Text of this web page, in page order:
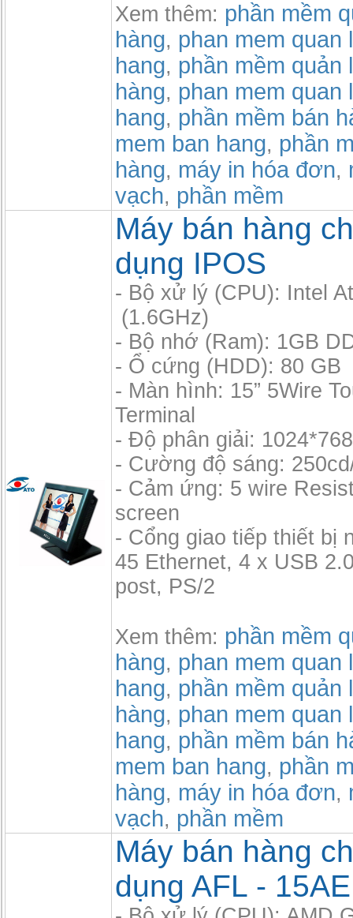
Xem thêm: phần mềm
hàng, phan mem quan
hang, phần mềm quản
hàng, phan mem quan
hang, phần mềm bán
mem ban hang, phần
hàng, máy in hóa đơn,
vạch, phần mềm
Máy bán hàng
dụng IPOS
- Bộ xử lý (CPU): Intel
(1.6GHz)
- Bộ nhớ (Ram): 1GB
- Ổ cứng (HDD): 80 GB
- Màn hình: 15” 5Wire
Terminal
- Độ phân giải:
- Cường độ sáng:
- Cảm ứng: 5 wire
screen
- Cổng giao tiếp thiết bị
45 Ethernet, 4 x USB
post, PS/2
Xem thêm: phần mềm
hàng, phan mem quan
hang, phần mềm quản
hàng, phan mem quan
hang, phần mềm bán
mem ban hang, phần
hàng, máy in hóa đơn,
vạch, phần mềm
Máy bán hàng
dụng AFL - 15AE